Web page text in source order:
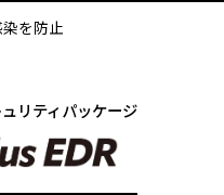
を防止
リティパッケージ